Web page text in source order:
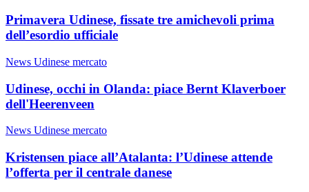
Primavera Udinese, fissate tre amichevoli prima
dell’esordio ufficiale
News Udinese mercato
Udinese, occhi in Olanda: piace Bernt Klaverboer
dell'Heerenveen
News Udinese mercato
Kristensen piace all’Atalanta: l’Udinese attende
l’offerta per il centrale danese